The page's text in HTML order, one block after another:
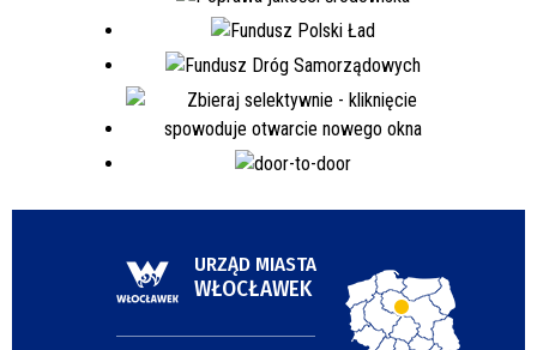
URZĄD MIASTA
WŁOCŁAWEK